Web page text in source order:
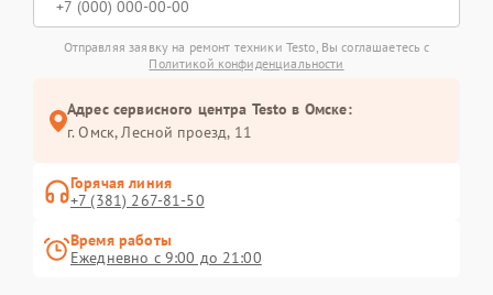
Отправляя заявку на ремонт техники Testo, Вы соглашаетесь с
Политикой конфиденциальности
Адрес сервисного центра Testo в Омске:
г. Омск, ​Лесной проезд, 11
Горячая линия
+7 (381) 267-81-50
Время работы
Ежедневно с 9:00 до 21:00